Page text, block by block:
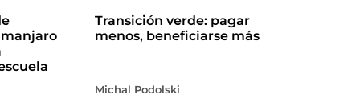
Transición verde: pagar
menos, beneficiarse más
Michal Podolski